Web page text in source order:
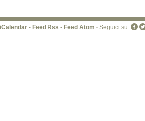
iCalendar - Feed Rss - Feed Atom - Seguici su: